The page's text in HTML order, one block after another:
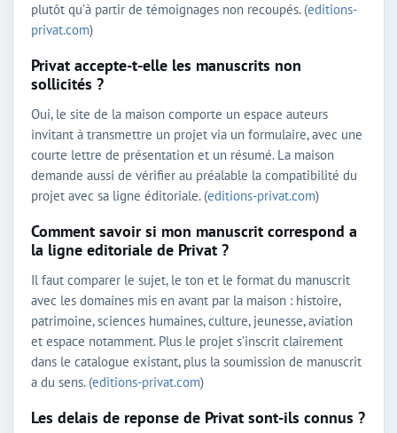
plutôt qu’à partir de témoignages non recoupés. (editions-
privat.com)
Privat accepte-t-elle les manuscrits non
sollicités ?
Oui, le site de la maison comporte un espace auteurs
invitant à transmettre un projet via un formulaire, avec une
courte lettre de présentation et un résumé. La maison
demande aussi de vérifier au préalable la compatibilité du
projet avec sa ligne éditoriale. (editions-privat.com)
Comment savoir si mon manuscrit correspond a
la ligne editoriale de Privat ?
Il faut comparer le sujet, le ton et le format du manuscrit
avec les domaines mis en avant par la maison : histoire,
patrimoine, sciences humaines, culture, jeunesse, aviation
et espace notamment. Plus le projet s’inscrit clairement
dans le catalogue existant, plus la soumission de manuscrit
a du sens. (editions-privat.com)
Les delais de reponse de Privat sont-ils connus ?